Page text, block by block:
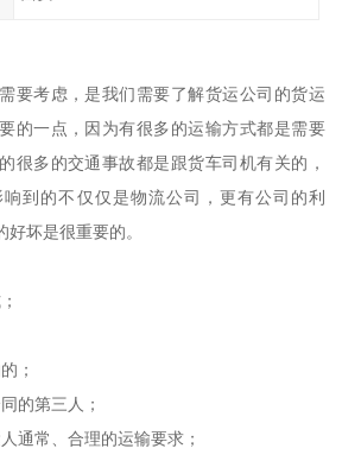
要考虑，是我们需要了解货运公司的货运
的一点，因为有很多的运输方式都是需要
很多的交通事故都是跟货车司机有关的，
到的不仅仅是物流公司，更有公司的利
坏是很重要的。
；
的第三人；
通常、合理的运输要求；